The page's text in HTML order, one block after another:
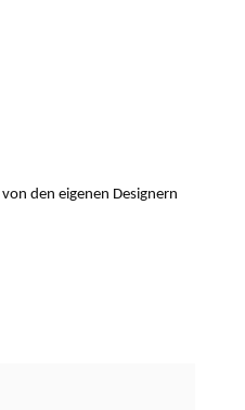
den eigenen Designern